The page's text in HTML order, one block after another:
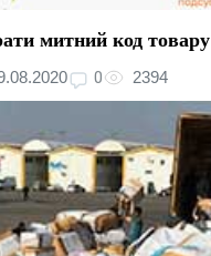
митний код товару
0 2394